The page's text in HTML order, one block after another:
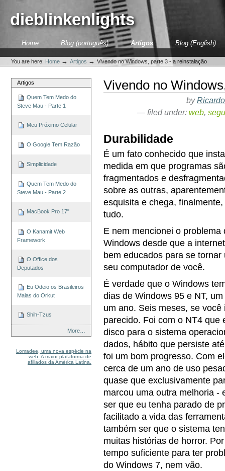
content.dieblinkenlights
SectionsHome Blog (português) Artigos Blog (English)
tools
You are here: Home →Artigos →Vivendo no Windows, parte 3 - a reinstalação
Artigos
Quem Tem Medo do
Steve Mau - Parte 1
Meu Próximo Celular
O Google Tem Razão
Simplicidade
Quem Tem Medo do
Steve Mau - Parte 2
MacBook Pro 17"
O Kanamit Web
Framework
O Office dos
Deputados
Eu Odeio os Brasileiros
Malas do Orkut
Shih-Tzus
More…
Lomadee, uma nova espécie na
web. A maior plataforma de
afiliados da América Latina.
Vivendo no
by
— filed under: web,
Durabilidade
É um fato conhecido que
medida em que programas
fragmentados e
sobre as outras,
esquisita e chega,
tudo.
E nem mencionei o
Windows desde que a
bem educados para se
seu computador de você.
É verdade que o Windows
dias de Windows 95 e NT,
um ano. Seis meses, se
parecido. Foi com o NT4 que
disco para o sistema
dados, hábito que persiste
foi um bom progresso. Com
cerca de um ano de uso
quase que exclusivamente
marcou uma outra melhoria -
ser que eu tenha parado de
facilitado a vida das
também ser que o sistema
muitas histórias de horror.
tempo suficiente para ter
do Windows 7, nem vão.